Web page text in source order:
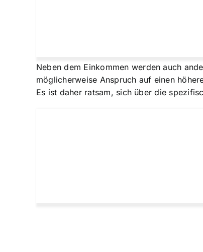
Neben dem Einkommen werden auch
möglicherweise Anspruch auf einen
Es ist daher ratsam, sich über die